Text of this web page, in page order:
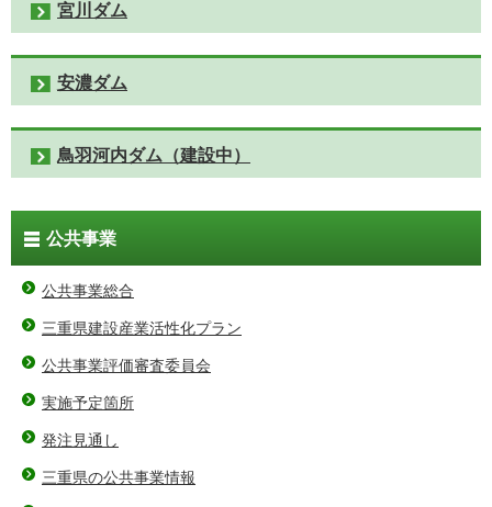
宮川ダム
安濃ダム
鳥羽河内ダム（建設中）
公共事業
公共事業総合
三重県建設産業活性化プラン
公共事業評価審査委員会
実施予定箇所
発注見通し
三重県の公共事業情報